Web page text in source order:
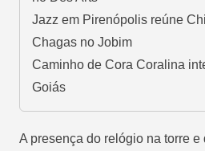
Jazz em Pirenópolis reúne
Chagas no Jobim
Caminho de Cora Coralina
Goiás
A presença do relógio na torre e